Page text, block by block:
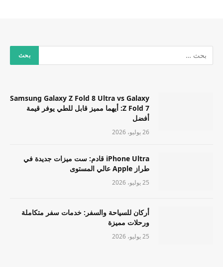
Samsung Galaxy Z Fold 8 Ultra vs Galaxy
Z Fold 7: أيهما مميز قابل للطي يوفر قيمة
أفضل
26 يوليو، 2026
iPhone Ultra قادم: ست ميزات جديدة في
طراز Apple عالي المستوى
25 يوليو، 2026
أركان للسياحة والسفر: خدمات سفر متكاملة
ورحلات مميزة
25 يوليو، 2026